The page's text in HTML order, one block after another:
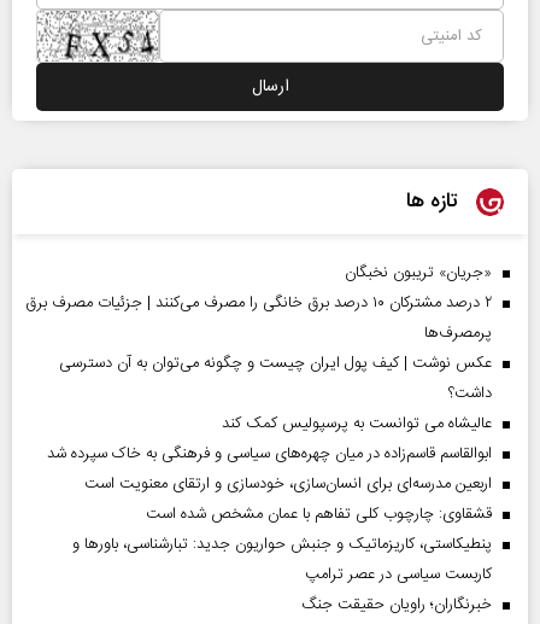
تازه ها
«جریان» تریبون نخبگان
۲ درصد مشترکان ۱۰ درصد برق خانگی را مصرف می‌کنند | جزئیات مصرف برق
پرمصرف‌ها
عکس نوشت | کیف پول ایران چیست و چگونه می‌توان به آن دسترسی
داشت؟
عالیشاه می توانست به پرسپولیس کمک کند
ابوالقاسم قاسم‌زاده در میان چهره‌های سیاسی و فرهنگی به خاک سپرده شد
اربعین مدرسه‌ای برای انسان‌سازی، خودسازی و ارتقای معنویت است
قشقاوی: چارچوب کلی تفاهم با عمان مشخص شده است
پنطیکاستی، کاریزماتیک و جنبش حواریون جدید: تبارشناسی، باور‌ها و
کاربست سیاسی در عصر ترامپ
خبرنگاران؛ راویان حقیقت جنگ